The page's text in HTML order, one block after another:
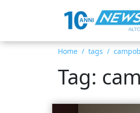
Home tags
Tag: